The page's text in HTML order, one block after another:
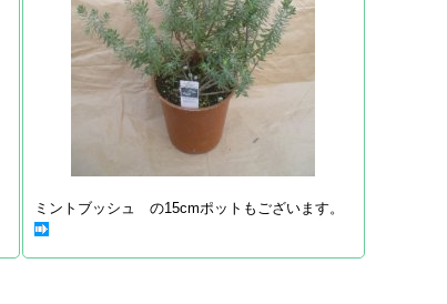
ミントブッシュ の15cmポットもございます。